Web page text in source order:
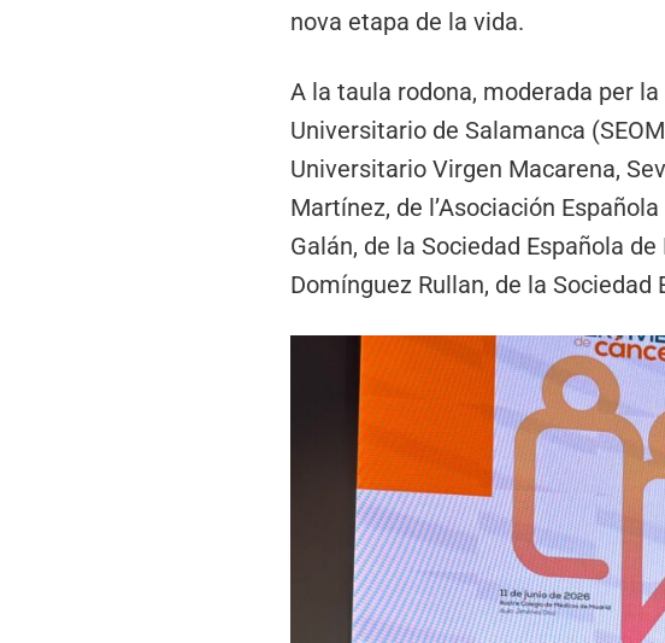
nova etapa de la vida.
A la taula rodona, moderada per
Universitario de Salamanca
Universitario Virgen Macarena,
Martínez, de l’Asociación
Galán, de la Sociedad Española
Domínguez Rullan, de la Sociedad